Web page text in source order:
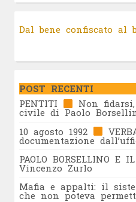
Dal bene confiscato al
POST RECENTI
PENTITI
Non
civile di Paolo
10 agosto 1992
documentazione
PAOLO BORSELLINO E
Vincenzo Zurlo
Mafia e appalti: il
che non poteva